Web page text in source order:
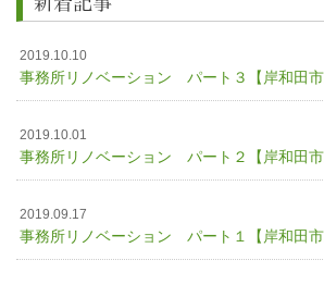
2019.10.10
事務所リノベーション パート３【岸和田市
2019.10.01
事務所リノベーション パート２【岸和田市
2019.09.17
事務所リノベーション パート１【岸和田市